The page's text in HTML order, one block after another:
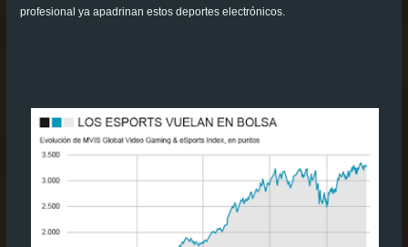
profesional ya apadrinan estos deportes electrónicos.